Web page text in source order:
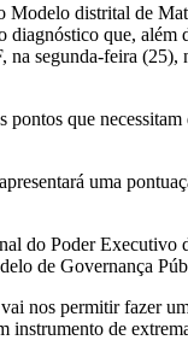
distrital de
que, além
segunda-feira
que
uma
do Poder Executivo
de Governança
nos permitir fazer
instrumento de